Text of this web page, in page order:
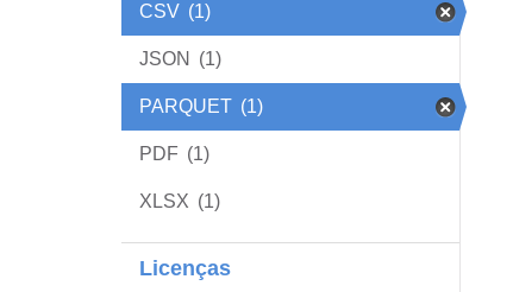
CSV (1)
JSON (1)
PARQUET (1)
PDF (1)
XLSX (1)
Licenças